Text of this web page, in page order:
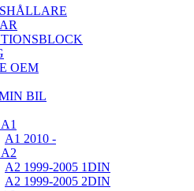
OEM
BIL
A1 2010 -
A2 1999-2005 1DIN
A2 1999-2005 2DIN